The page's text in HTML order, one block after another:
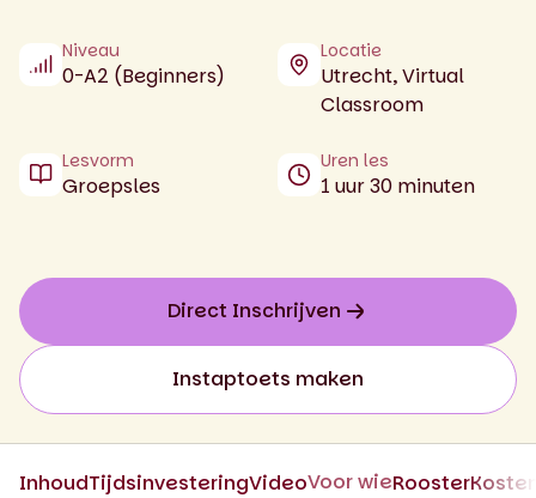
Niveau
0-A2 (Beginners)
Locatie
Utrecht, Virtual
Classroom
Lesvorm
Groepsles
Uren les
1 uur 30 minuten
Direct Inschrijven
Instaptoets maken
InhoudTijdsinvesteringVideoVoor wieRooster